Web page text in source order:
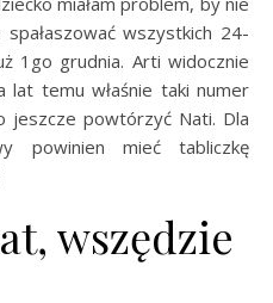
wszystkich 24-
1go grudnia. Arti widocznie
lat temu właśnie taki numer
jeszcze powtórzyć Nati. Dla
powinien mieć tabliczkę
wszędzie